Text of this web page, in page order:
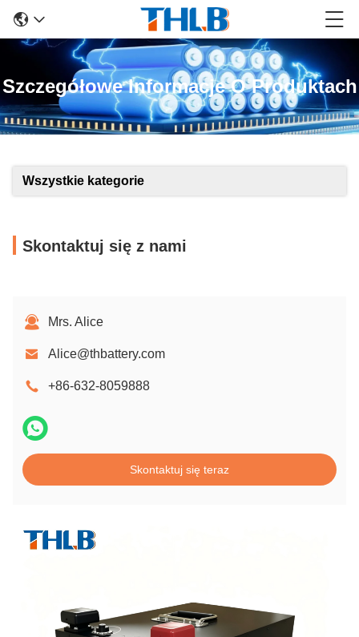
Szczegółowe Informacje O Produktach
Wszystkie kategorie
Skontaktuj się z nami
Mrs. Alice
Alice@thbattery.com
+86-632-8059888
Skontaktuj się teraz